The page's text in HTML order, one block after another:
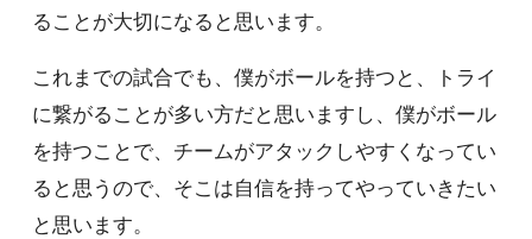
ることが大切になると思います。
これまでの試合でも、僕がボールを持つと、トライ
に繋がることが多い方だと思いますし、僕がボール
を持つことで、チームがアタックしやすくなってい
ると思うので、そこは自信を持ってやっていきたい
と思います。